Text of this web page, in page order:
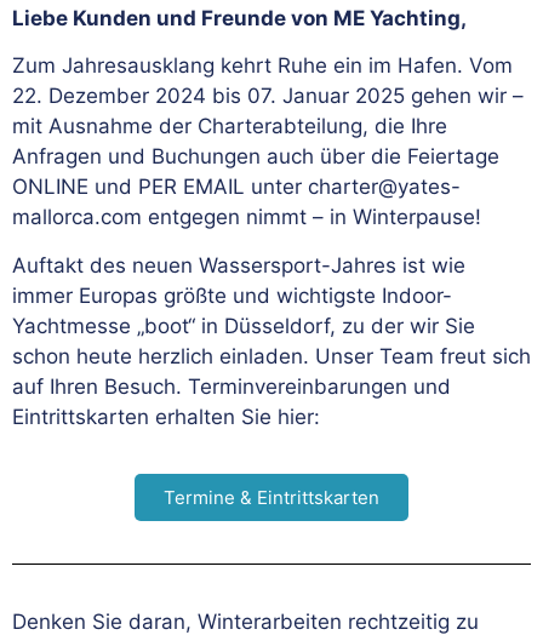
Liebe Kunden und Freunde von ME Yachting,
Zum Jahresausklang kehrt Ruhe ein im Hafen. Vom
22. Dezember 2024 bis 07. Januar 2025 gehen wir –
mit Ausnahme der Charterabteilung, die Ihre
Anfragen und Buchungen auch über die Feiertage
ONLINE und PER EMAIL unter charter@yates-
mallorca.com entgegen nimmt – in Winterpause!
Auftakt des neuen Wassersport-Jahres ist wie
immer Europas größte und wichtigste Indoor-
Yachtmesse „boot“ in Düsseldorf, zu der wir Sie
schon heute herzlich einladen. Unser Team freut sich
auf Ihren Besuch. Terminvereinbarungen und
Eintrittskarten erhalten Sie hier:
Termine & Eintrittskarten
Denken Sie daran, Winterarbeiten rechtzeitig zu